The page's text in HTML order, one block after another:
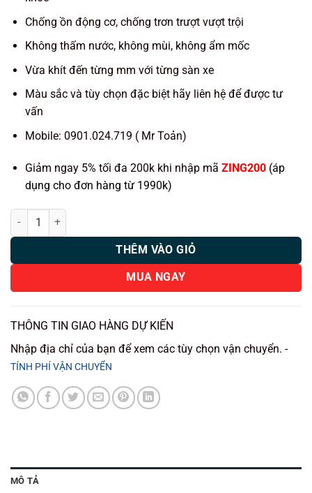
Chống ồn động cơ, chống trơn trượt vượt trội
Không thấm nước, không mùi, không ẩm mốc
Vừa khít đến từng mm với từng sàn xe
Màu sắc và tùy chọn đặc biệt hãy liên hệ để được tư
vấn
Mobile: 0901.024.719 ( Mr Toản)
Giảm ngay 5% tối đa 200k khi nhập mã ZING200 (áp
dụng cho đơn hàng từ 1990k)
Thảm lót sàn ô tô KATA xe Hyundai Kona (2018-2021) số lượng
THÊM VÀO GIỎ
MUA NGAY
THÔNG TIN GIAO HÀNG DỰ KIẾN
Nhập địa chỉ của bạn để xem các tùy chọn vận chuyển. -
TÍNH PHÍ VẬN CHUYỂN
MÔ TẢ